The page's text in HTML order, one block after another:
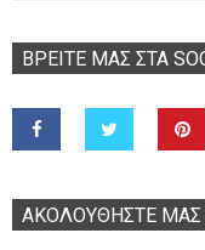
ΒΡΕΊΤΕ ΜΑΣ ΣΤΑ
ΑΚΟΛOΥΘΉΣΤΕ ΜΑΣ